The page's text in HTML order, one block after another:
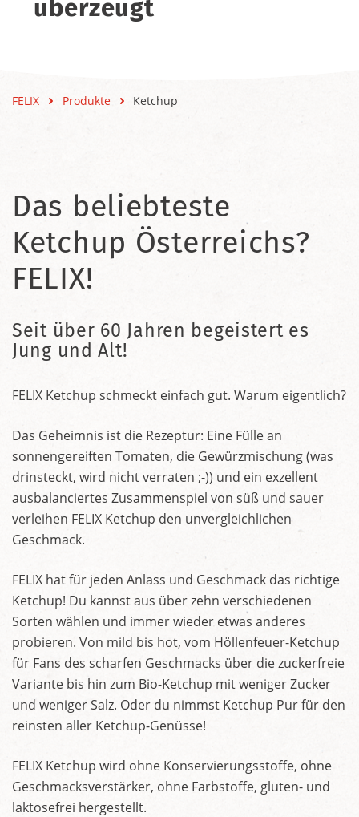
überzeugt
FELIX Produkte Ketchup
Das beliebteste
Ketchup Österreichs?
FELIX!
Seit über 60 Jahren begeistert es
Jung und Alt!
FELIX Ketchup schmeckt einfach gut. Warum eigentlich?
Das Geheimnis ist die Rezeptur: Eine Fülle an
sonnengereiften Tomaten, die Gewürzmischung (was
drinsteckt, wird nicht verraten ;-)) und ein exzellent
ausbalanciertes Zusammenspiel von süß und sauer
verleihen FELIX Ketchup den unvergleichlichen
Geschmack.
FELIX hat für jeden Anlass und Geschmack das richtige
Ketchup! Du kannst aus über zehn verschiedenen
Sorten wählen und immer wieder etwas anderes
probieren. Von mild bis hot, vom Höllenfeuer-Ketchup
für Fans des scharfen Geschmacks über die zuckerfreie
Variante bis hin zum Bio-Ketchup mit weniger Zucker
und weniger Salz. Oder du nimmst Ketchup Pur für den
reinsten aller Ketchup-Genüsse!
FELIX Ketchup wird ohne Konservierungsstoffe, ohne
Geschmacksverstärker, ohne Farbstoffe, gluten- und
laktosefrei hergestellt.